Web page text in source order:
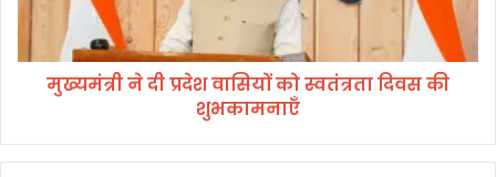
ल
फै
प्र
श
मुख्यमंत्री ने दी प्रदेश वासियों को स्वतंत्रता दिवस की
शुभकामनाएँ